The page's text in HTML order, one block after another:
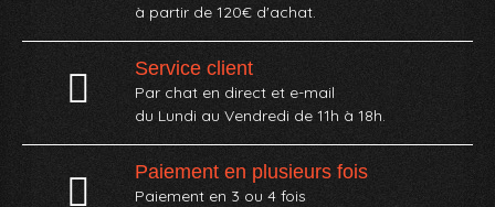
à partir de 120€ d'achat.
Service client
Par chat en direct et e-mail
du Lundi au Vendredi de 11h à 18h.
Paiement en plusieurs fois
Paiement en 3 ou 4 fois